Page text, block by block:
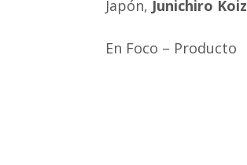
Japón, Junichiro
En Foco – Producto